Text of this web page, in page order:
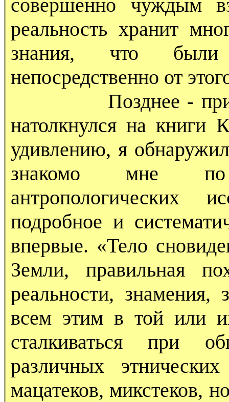
совершенно чуждым
реальность хранит
знания, что были
непосредственно от
Позднее -
натолкнулся на книги
удивлению, я
знакомо мне по
антропологических
подробное и
впервые. «Тело
Земли, правильная
реальности,
всем этим в той или
сталкиваться при
различных
мацатеков, микстеков,